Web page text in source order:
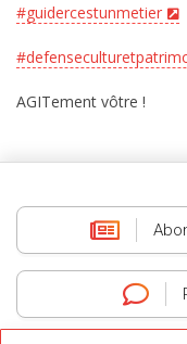
#guidercestunmetier
AGITement vôtre !